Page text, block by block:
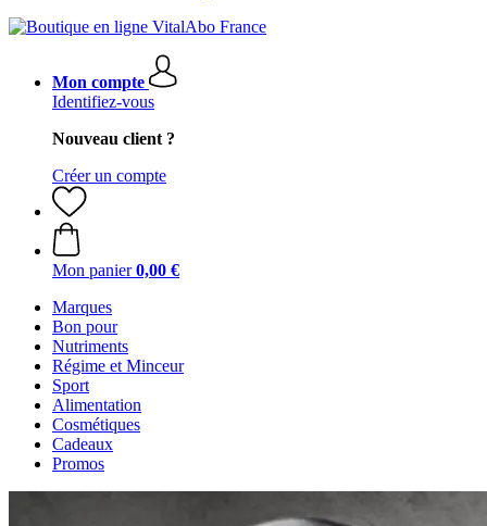
Mon compte
Identifiez-vous
Nouveau client ?
Créer un compte
Mon panier 0,00 €
Marques
Bon pour
Nutriments
Régime et Minceur
Sport
Alimentation
Cosmétiques
Cadeaux
Promos